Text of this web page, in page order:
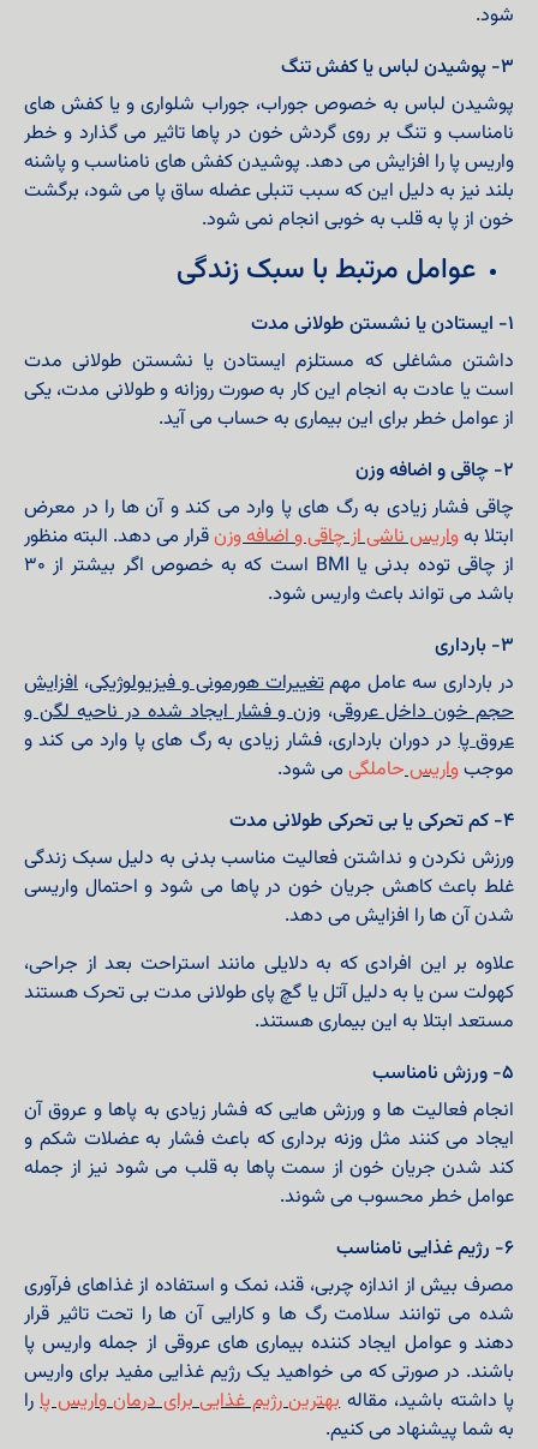
شود.
۳- پوشیدن لباس یا کفش تنگ
پوشیدن لباس به خصوص جوراب، جوراب شلواری و یا کفش های
نامناسب و تنگ بر روی گردش خون در پاها تاثیر می گذارد و خطر
واریس پا را افزایش می دهد. پوشیدن کفش های نامناسب و پاشنه
بلند نیز به دلیل این که سبب تنبلی عضله ساق پا می شود، برگشت
خون از پا به قلب به خوبی انجام نمی شود.
عوامل مرتبط با سبک زندگی
۱- ایستادن یا نشستن طولانی مدت
داشتن مشاغلی که مستلزم ایستادن یا نشستن طولانی مدت
است یا عادت به انجام این کار به صورت روزانه و طولانی مدت، یکی
از عوامل خطر برای این بیماری به حساب می آید.
۲- چاقی و اضافه وزن
چاقی فشار زیادی به رگ های پا وارد می کند و آن ها را در معرض
ابتلا بهواریس ناشی از چاقی و اضافه وزنقرار می دهد. البته منظور
از چاقی توده بدنی یا BMI است که به خصوص اگر بیشتر از ۳۰
باشد می تواند باعث واریس شود.
۳- بارداری
در بارداری سه عامل مهمتغییرات هورمونی و فیزیولوژیکی، افزایش
حجم خون داخل عروقی، وزن و فشار ایجاد شده در ناحیه لگن و
عروق پادر دوران بارداری، فشار زیادی به رگ های پا وارد می کند و
موجبواریسحاملگی می شود.
۴- کم تحرکی یا بی تحرکی طولانی مدت
ورزش نکردن و نداشتن فعالیت مناسب بدنی به دلیل سبک زندگی
غلط باعث کاهش جریان خون در پاها می شود و احتمال واریسی
شدن آن ها را افزایش می دهد.
علاوه بر این افرادی که به دلایلی مانند استراحت بعد از جراحی،
کهولت سن یا به دلیل آتل یا گچ پای طولانی مدت بی تحرک هستند
مستعد ابتلا به این بیماری هستند.
۵- ورزش نامناسب
انجام فعالیت ها و ورزش هایی که فشار زیادی به پاها و عروق آن
ایجاد می کنند مثل وزنه برداری که باعث فشار به عضلات شکم و
کند شدن جریان خون از سمت پاها به قلب می شود نیز از جمله
عوامل خطر محسوب می شوند.
۶- رژیم غذایی نامناسب
مصرف بیش از اندازه چربی، قند، نمک و استفاده از غذاهای فرآوری
شده می توانند سلامت رگ ها و کارایی آن ها را تحت تاثیر قرار
دهند و عوامل ایجاد کننده بیماری های عروقی از جمله واریس پا
باشند. در صورتی که می خواهید یک رژیم غذایی مفید برای واریس
پا داشته باشید، مقالهبهترین رژیم غذایی برای درمان واریس پارا
به شما پیشنهاد می کنیم.